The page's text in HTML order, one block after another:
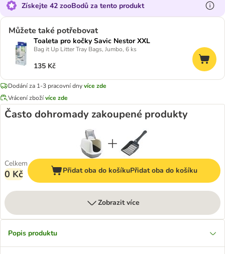
Získejte 42 zooBodů za tento produkt
Můžete také potřebovat
Toaleta pro kočky Savic Nestor XXL
Bag it Up Litter Tray Bags, Jumbo, 6 ks
135 Kč
Dodání za 1-3 pracovní dnyvíce zde
Vrácení zbožívíce zde
Často dohromady zakoupené produkty
Celkem
0 Kč Přidat oba do košíkuPřidat oba do košíku
Zobrazit více
Popis produktu